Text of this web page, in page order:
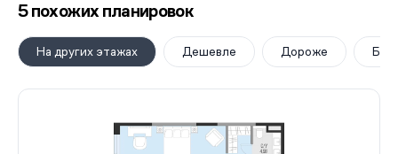
5 похожих планировок
На других этажах Дешевле Дороже